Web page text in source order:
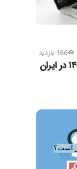
166 بازدید
درآمد برنامه نویسی در سال ۱۴۰۴ در ایران